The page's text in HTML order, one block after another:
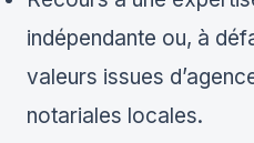
indépendante ou, à
valeurs issues
notariales locales.